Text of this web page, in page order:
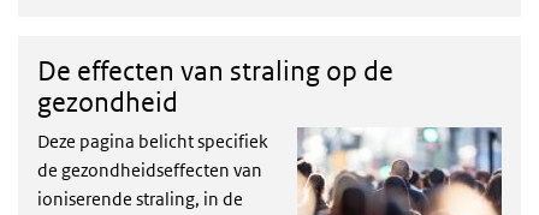
De effecten van straling op de
gezondheid
Deze pagina belicht specifiek
de gezondheidseffecten van
ioniserende straling, in de